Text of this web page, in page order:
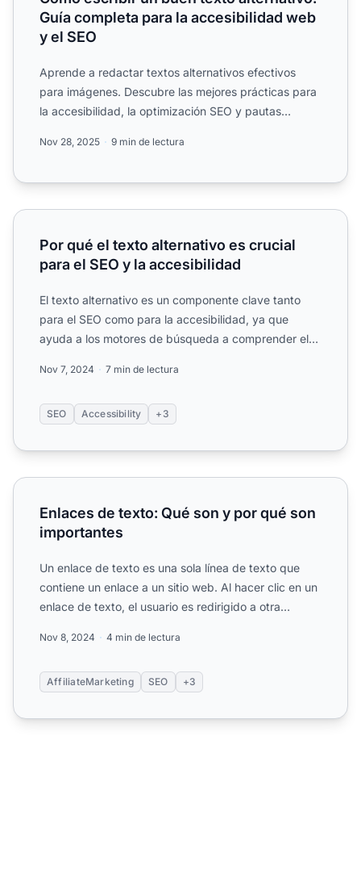
Guía completa para la accesibilidad web
y el SEO
Aprende a redactar textos alternativos efectivos
para imágenes. Descubre las mejores prácticas para
la accesibilidad, la optimización SEO y pautas
Nov 28, 2025 9 min de lectura
Por qué el texto alternativo es crucial para el SEO y la
Por qué el texto alternativo es crucial
para el SEO y la accesibilidad
El texto alternativo es un componente clave tanto
para el SEO como para la accesibilidad, ya que
ayuda a los motores de búsqueda a comprender el
Nov 7, 2024 7 min de lectura
SEO Accessibility +3
Enlaces de texto: Qué son y por qué son importantes
Enlaces de texto: Qué son y por qué son
importantes
Un enlace de texto es una sola línea de texto que
contiene un enlace a un sitio web. Al hacer clic en un
enlace de texto, el usuario es redirigido a otra
Nov 8, 2024 4 min de lectura
AffiliateMarketing SEO +3